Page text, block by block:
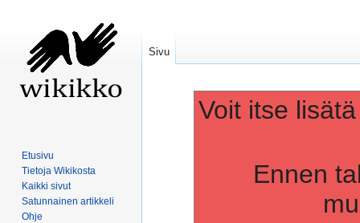
Voit itse
Ennen
Sivu
Etusivu
Tietoja Wikikosta
Kaikki sivut
Satunnainen artikkeli
Ohje